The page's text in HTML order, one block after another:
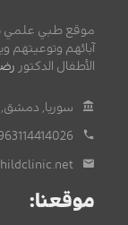
موقع طبي علمي
آبائهم وتوعيتهم
الأطفال الدكتور
سوريا, دمشق,
موقعنا: